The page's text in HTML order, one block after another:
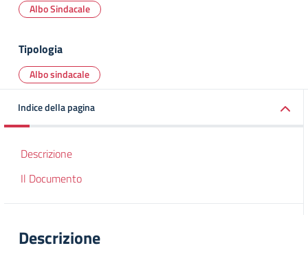
Albo Sindacale
Tipologia
Albo sindacale
Indice della pagina
Descrizione
Il Documento
Descrizione